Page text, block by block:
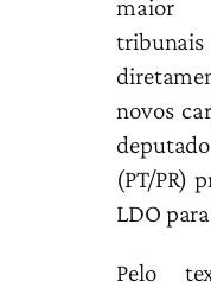
maior
tribunais
novos
(PT/PR)
LDO
Pelo